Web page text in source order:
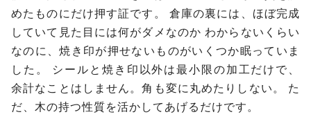
めたものにだけ押す証です。 倉庫の裏には、ほぼ完成
していて見た目には何がダメなのか わからないくらい
なのに、焼き印が押せないものがいくつか眠っていま
した。 シールと焼き印以外は最小限の加工だけで、
余計なことはしません。角も変に丸めたりしない。 た
だ、木の持つ性質を活かしてあげるだけです。